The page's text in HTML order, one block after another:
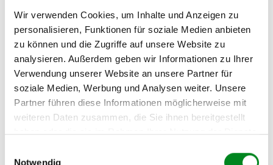
Wir verwenden Cookies, um Inhalte und Anzeigen zu
personalisieren, Funktionen für soziale Medien anbieten
zu können und die Zugriffe auf unsere Website zu
analysieren. Außerdem geben wir Informationen zu Ihrer
Verwendung unserer Website an unsere Partner für
soziale Medien, Werbung und Analysen weiter. Unsere
Partner führen diese Informationen möglicherweise mit
weiteren Daten zusammen, die Sie ihnen bereitgestellt
haben oder die sie im Rahmen Ihrer Nutzung der Dienste
Notwendig
AUDI A6 Avant (4A, C4)
1.9 TDI
AUDI A6 Avant (4A, C4)
2.0 16V
AUDI A6 Avant (4A, C4)
AUDI A6 Avant (4A, C4)